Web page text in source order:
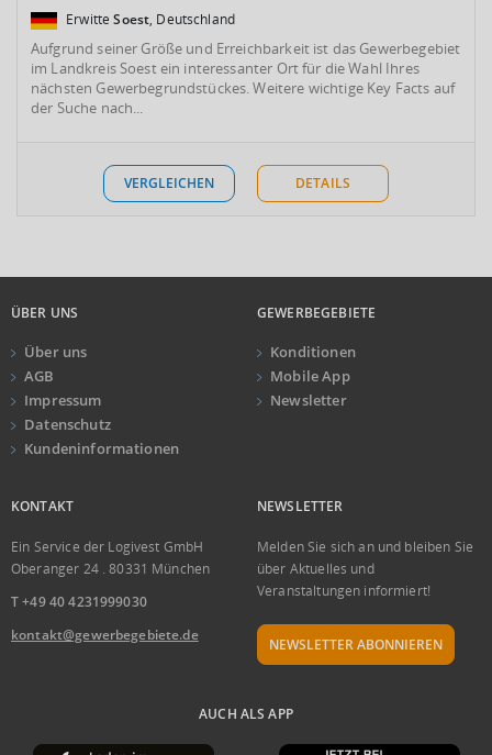
ErwitteSoest, Deutschland
Aufgrund seiner Größe und Erreichbarkeit ist das Gewerbegebiet
im Landkreis Soest ein interessanter Ort für die Wahl Ihres
nächsten Gewerbegrundstückes. Weitere wichtige Key Facts auf
der Suche nach...
VERGLEICHEN DETAILS
ÜBER UNS
Über uns
AGB
Impressum
Datenschutz
Kundeninformationen
GEWERBEGEBIETE
Konditionen
Mobile App
Newsletter
KONTAKT
Ein Service der Logivest GmbH
Oberanger 24 . 80331 München
T +49 40 4231999030
kontakt@gewerbegebiete.de
NEWSLETTER
Melden Sie sich an und bleiben Sie
über Aktuelles und
Veranstaltungen informiert!
NEWSLETTER ABONNIEREN
AUCH ALS APP